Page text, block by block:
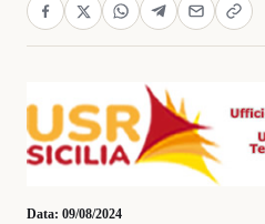
Data: 09/08/2024